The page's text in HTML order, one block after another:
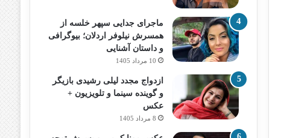
ماجرای جدایی سپهر خلسه از
همسرش نیلوفر اردلان؛ بیوگرافی
و داستان آشنایی
10 مرداد 1405
ازدواج مجدد لیلی رشیدی بازیگر
و گوینده سینما و تلویزیون +
عکس
8 مرداد 1405